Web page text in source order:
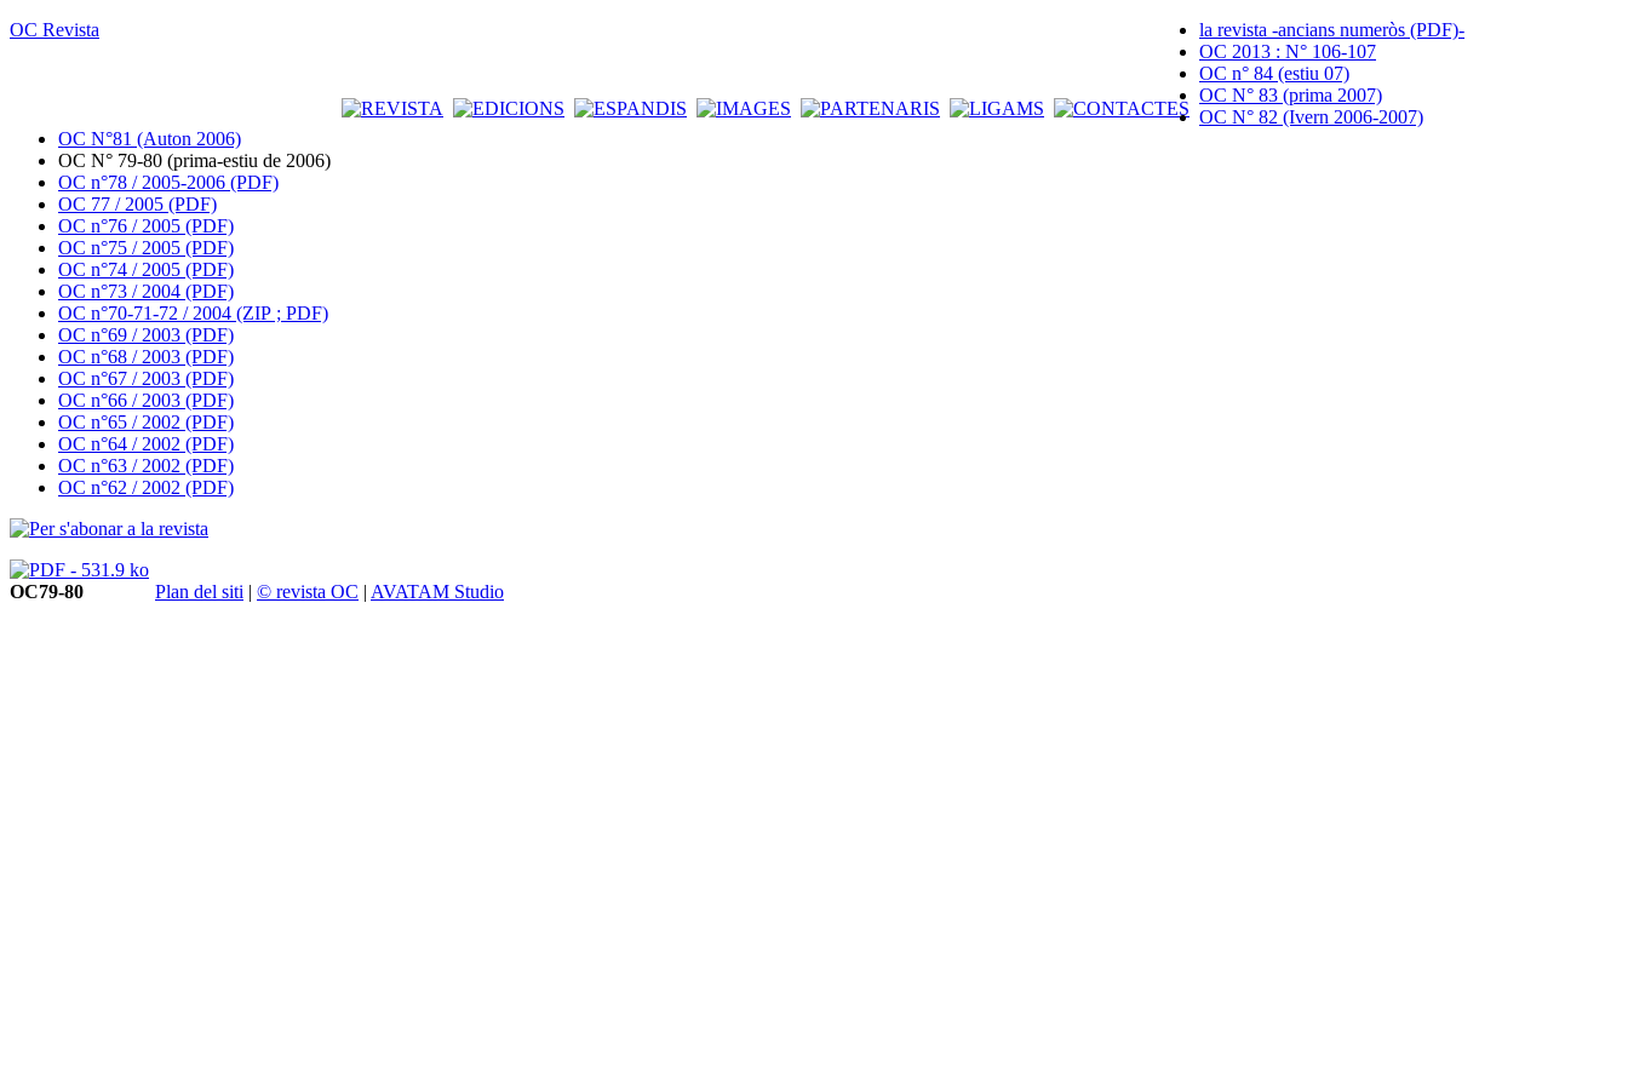
OC Revista
la revista -ancians numeròs (PDF)-
OC 2013 : N° 106-107
OC n° 84 (estiu 07)
OC N° 83 (prima 2007)
OC N° 82 (Ivern 2006-2007)
OC N°81 (Auton 2006)
OC N° 79-80 (prima-estiu de 2006)
OC n°78 / 2005-2006 (PDF)
OC 77 / 2005 (PDF)
OC n°76 / 2005 (PDF)
OC n°75 / 2005 (PDF)
OC n°74 / 2005 (PDF)
OC n°73 / 2004 (PDF)
OC n°70-71-72 / 2004 (ZIP ; PDF)
OC n°69 / 2003 (PDF)
OC n°68 / 2003 (PDF)
OC n°67 / 2003 (PDF)
OC n°66 / 2003 (PDF)
OC n°65 / 2002 (PDF)
OC n°64 / 2002 (PDF)
OC n°63 / 2002 (PDF)
OC n°62 / 2002 (PDF)
OC79-80 Plan del siti | © revista OC | AVATAM Studio